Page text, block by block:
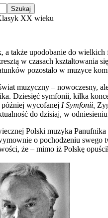
XX wieku
a także upodobanie do
w czasach kształtowania
pozostało w muzyce
muzyczny – nowoczesny,
Dziesięć symfonii, kilka
wycofanej I Symfonii,
do dzisiaj, w
Polski muzyka
o pochodzeniu swego
że – mimo iż Polskę